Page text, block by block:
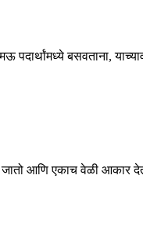
बसवताना,
जातो आणि एकाच वेळी